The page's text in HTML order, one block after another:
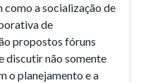
como a socialização de
de
propostos fóruns
discutir não somente
o planejamento e a